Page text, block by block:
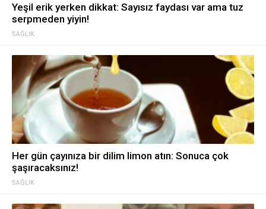
SAĞLIK
Yeşil erik yerken dikkat: Sayısız faydası var ama tuz
serpmeden yiyin!
SAĞLIK
Her gün çayınıza bir dilim limon atın: Sonuca çok
şaşıracaksınız!